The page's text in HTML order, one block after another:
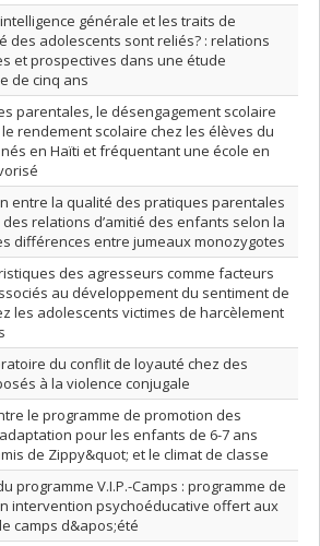
générale et les traits de
des adolescents sont reliés? : relations
et prospectives dans une étude
de cinq ans
parentales, le désengagement scolaire
rendement scolaire chez les élèves du
en Haïti et fréquentant une école en
entre la qualité des pratiques parentales
relations d’amitié des enfants selon la
différences entre jumeaux monozygotes
des agresseurs comme facteurs
au développement du sentiment de
les adolescents victimes de harcèlement
du conflit de loyauté chez des
à la violence conjugale
le programme de promotion des
pour les enfants de 6-7 ans
de Zippy&quot; et le climat de classe
programme V.I.P.-Camps : programme de
intervention psychoéducative offert aux
camps d&apos;été